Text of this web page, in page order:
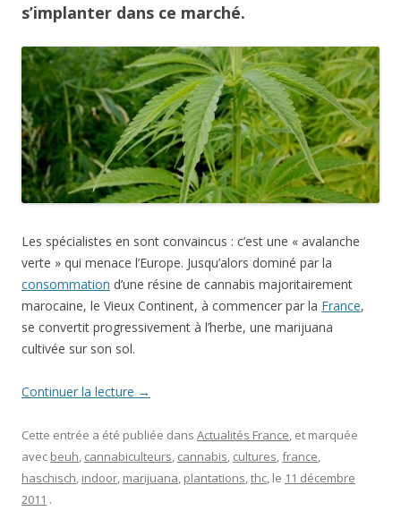
s’implanter dans ce marché.
Les spécialistes en sont convaincus : c’est une « avalanche
verte » qui menace l’Europe. Jusqu’alors dominé par la
consommation d’une résine de cannabis majoritairement
marocaine, le Vieux Continent, à commencer par la France,
se convertit progressivement à l’herbe, une marijuana
cultivée sur son sol.
Continuer la lecture →
Cette entrée a été publiée dans Actualités France, et marquée
avec beuh, cannabiculteurs, cannabis, cultures,france,
haschisch, indoor, marijuana, plantations,thc, le 11 décembre
2011 .